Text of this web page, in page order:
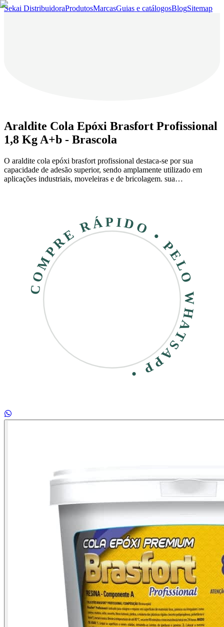
Sekai DistribuidoraProdutosMarcasGuias e catálogosBlogSitemap
Araldite Cola Epóxi Brasfort Profissional
1,8 Kg A+b - Brascola
O araldite cola epóxi brasfort profissional destaca-se por sua
capacidade de adesão superior, sendo amplamente utilizado em
aplicações industriais, moveleiras e de bricolagem. sua…
COMPRE RÁPIDO • PELO WHATSAPP •